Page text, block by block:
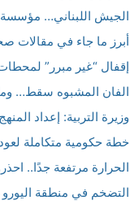
الجيش اللبناني…
أبرز ما جاء في مقالات
إقفال “غير مبرر”
الفان المشبوه سقط…
وزيرة التربية: إعداد
خطة حكومية متكاملة
الحرارة مرتفعة جدًا..
التضخم في منطقة اليورو يرتفع